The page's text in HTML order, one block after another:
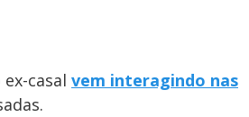
casal vem interagindo nas